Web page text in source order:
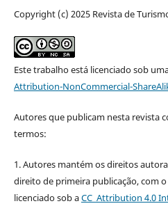
Copyright (c) 2025 Revista de
Este trabalho está licenciado sob
Attribution-NonCommercial-
Autores que publicam nesta revista
termos:
1. Autores mantém os direitos
direito de primeira publicação, com
licenciado sob aCC Attribution 4.0